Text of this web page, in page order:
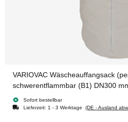
VARIOVAC Wäscheauffangsack
schwerentflammbar (B1) DN300
Sofort bestellbar
Lieferzeit: 1 - 3 Werktage (DE - Ausland